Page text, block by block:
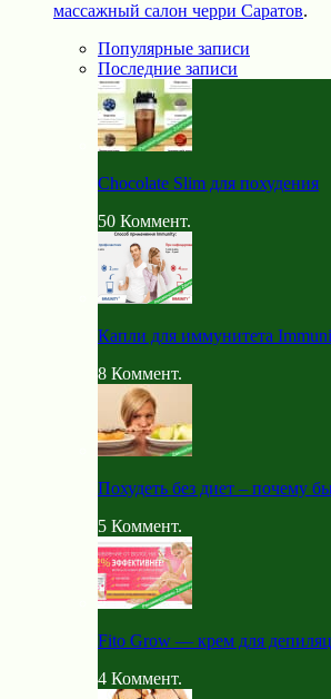
массажный салон черри Саратов.
Популярные записи
Последние записи
Chocolate Slim для похудения
50 Коммент.
Капли для иммунитета
8 Коммент.
Похудеть без диет – почему
5 Коммент.
Fito Grow — крем для
4 Коммент.